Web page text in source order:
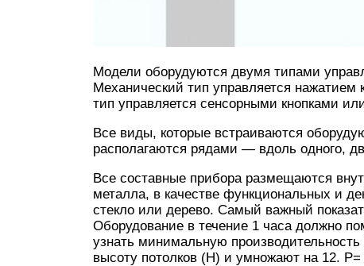
Модели оборудуются двумя типами
Механический тип управляется нажатием
тип управляется сенсорными кнопками
Все виды, которые встраиваются
располагаются рядами — вдоль одного,
Все составные прибора размещаются
металла, в качестве функциональных и
стекло или дерево. Самый важный
Оборудование в течение 1 часа должно
узнать минимальную
высоту потолков (H) и умножают на 12. P=